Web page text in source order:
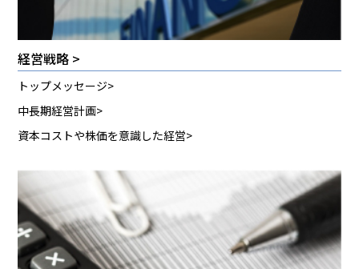
経営戦略 >
トップメッセージ
中長期経営計画
資本コストや株価を意識した経営